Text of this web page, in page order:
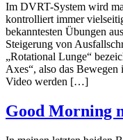
Im DVRT-System wird
kontrolliert immer
bekanntesten Übungen
Steigerung von
„Rotational Lunge“
Axes“, also das Bewegen
Video werden […]
Good Morning